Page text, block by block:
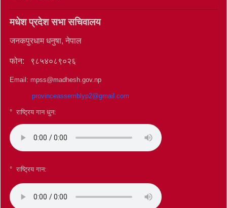
मधेश प्रदेश सभा सचिवालय
जनकपुरधाम धनुषा, नेपाल
फोन: ९८५४०८९०२६
Email: mpss@madhesh.gov.np
provinceassemblyp2@gmail.com
° राष्ट्रिय गान धुन:
° राष्ट्रिय गान: